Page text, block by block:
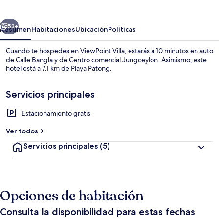
Siguiente
53+
ResumenHabitacionesUbicaciónPolíticas
Cuando te hospedes en ViewPoint Villa, estarás a 10 minutos en auto
de Calle Bangla y de Centro comercial Jungceylon. Asimismo, este
hotel está a 7.1 km de Playa Patong.
Servicios principales
Estacionamiento gratis
Ver todos
Servicios principales (5)
Opciones de habitación
Consulta la disponibilidad para estas fechas